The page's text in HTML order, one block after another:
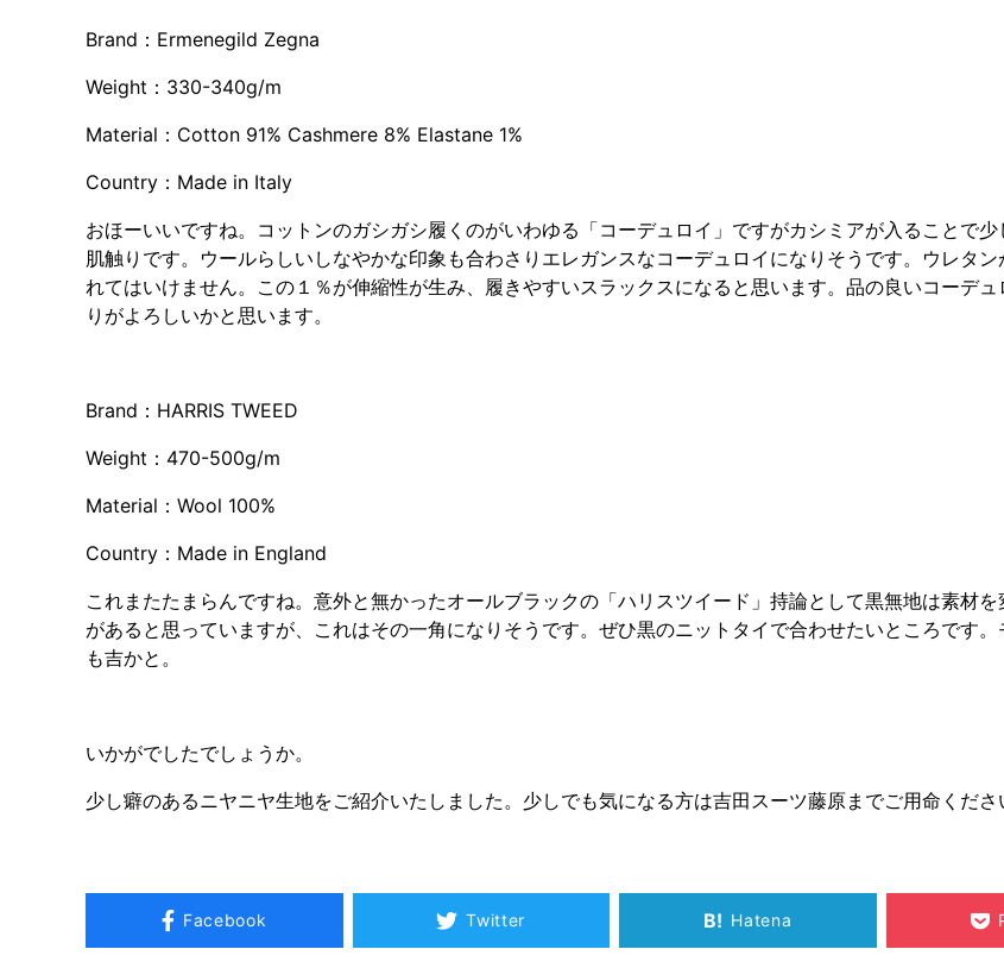
Brand：Ermenegild Zegna
Weight：330-340g/m
Material：Cotton 91% Cashmere 8% Elastane 1%
Country：Made in Italy
おほーいいですね。コットンのガシガシ履くのがいわゆる「コーデュロイ」ですがカシミアが入ることで少
肌触りです。ウールらしいしなやかな印象も合わさりエレガンスなコーデュロイになりそうです。ウレタン
れてはいけません。この１％が伸縮性が生み、履きやすいスラックスになると思います。品の良いコーデュ
りがよろしいかと思います。
Brand：HARRIS TWEED
Weight：470-500g/m
Material：Wool 100%
Country：Made in England
これまたたまらんですね。意外と無かったオールブラックの「ハリスツイード」持論として黒無地は素材
があると思っていますが、これはその一角になりそうです。ぜひ黒のニットタイで合わせたいところです
も吉かと。
いかがでしたでしょうか。
少し癖のあるニヤニヤ生地をご紹介いたしました。少しでも気になる方は吉田スーツ藤原までご用命くださ
Facebook Twitter B! Hatena